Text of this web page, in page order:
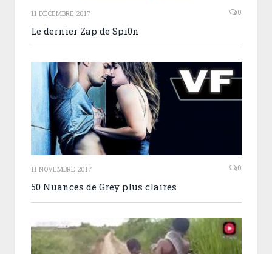
11 DÉCEMBRE 2017 0
Le dernier Zap de Spi0n
11 NOVEMBRE 2017 0
50 Nuances de Grey plus claires